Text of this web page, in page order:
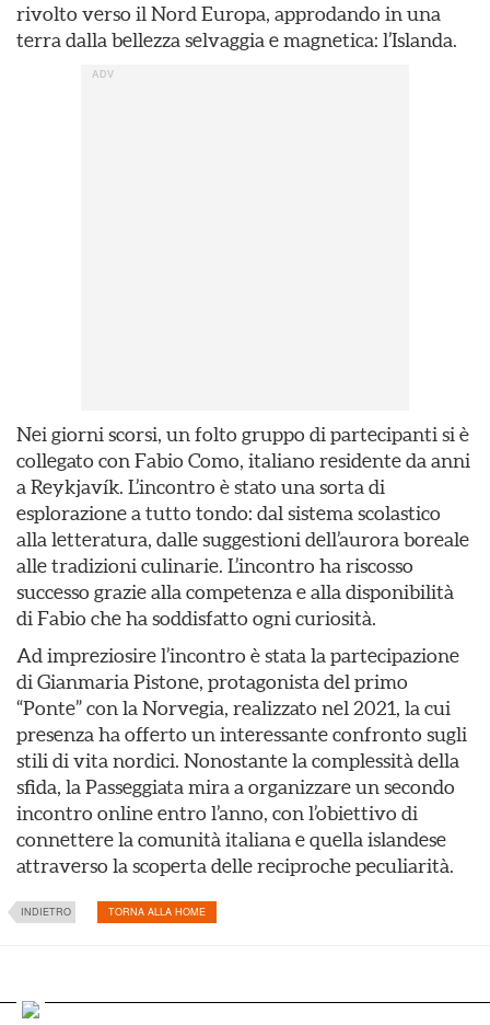
rivolto verso il Nord Europa, approdando in una
terra dalla bellezza selvaggia e magnetica: l’Islanda.
Nei giorni scorsi, un folto gruppo di partecipanti si è
collegato con Fabio Como, italiano residente da anni
a Reykjavík. L’incontro è stato una sorta di
esplorazione a tutto tondo: dal sistema scolastico
alla letteratura, dalle suggestioni dell’aurora boreale
alle tradizioni culinarie. L’incontro ha riscosso
successo grazie alla competenza e alla disponibilità
di Fabio che ha soddisfatto ogni curiosità.
Ad impreziosire l’incontro è stata la partecipazione
di Gianmaria Pistone, protagonista del primo
“Ponte” con la Norvegia, realizzato nel 2021, la cui
presenza ha offerto un interessante confronto sugli
stili di vita nordici. Nonostante la complessità della
sfida, la Passeggiata mira a organizzare un secondo
incontro online entro l’anno, con l’obiettivo di
connettere la comunità italiana e quella islandese
attraverso la scoperta delle reciproche peculiarità.
INDIETRO TORNA ALLA HOME